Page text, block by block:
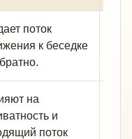
поток
к беседке
на
и
поток